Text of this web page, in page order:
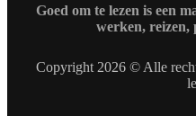
Goed om te lezen is een
werken, reizen,
Copyright 2026 © Alle